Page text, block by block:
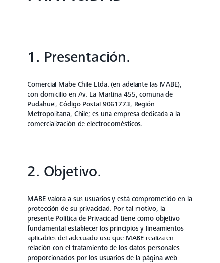
1. Presentación.
Comercial Mabe Chile Ltda. (en adelante las MABE),
con domicilio en Av. La Martina 455, comuna de
Pudahuel, Código Postal 9061773, Región
Metropolitana, Chile; es una empresa dedicada a la
comercialización de electrodomésticos.
2. Objetivo.
MABE valora a sus usuarios y está comprometido en la
protección de su privacidad. Por tal motivo, la
presente Política de Privacidad tiene como objetivo
fundamental establecer los principios y lineamientos
aplicables del adecuado uso que MABE realiza en
relación con el tratamiento de los datos personales
proporcionados por los usuarios de la página web